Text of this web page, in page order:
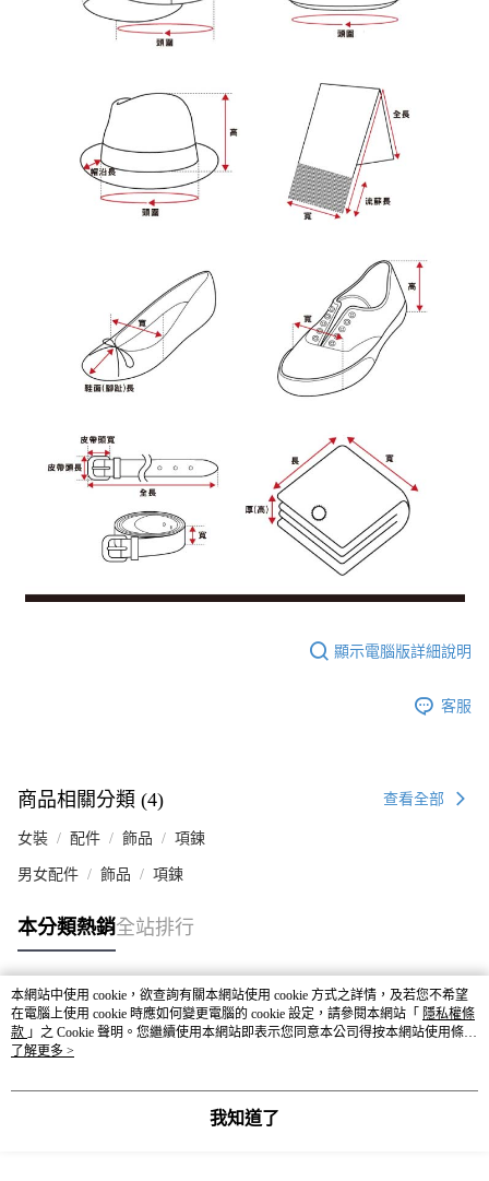
顯示電腦版詳細說明
客服
商品相關分類 (4) 查看全部
女裝 配件 飾品 項鍊
男女配件 飾品 項鍊
本分類熱銷全站排行
熱門標籤
本網站中使用 cookie，欲查詢有關本網站使用 cookie 方式之詳情，及若您不希望
在電腦上使用 cookie 時應如何變更電腦的 cookie 設定，請參閱本網站「 隱私權條
款 」之 Cookie 聲明。您繼續使用本網站即表示您同意本公司得按本網站使用條款
之 Cookie 聲明使用 cookie。
了解更多 >
我知道了